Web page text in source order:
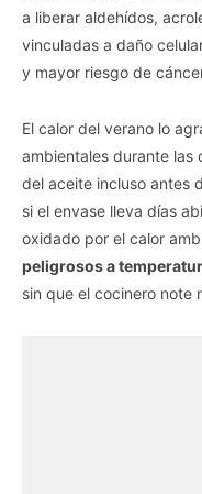
a liberar aldehídos,
vinculadas a daño
y mayor riesgo de
El calor del verano lo
ambientales durante las
del aceite incluso antes
si el envase lleva días
oxidado por el calor
peligrosos a
sin que el cocinero note